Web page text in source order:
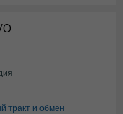
О
тракт и обмен